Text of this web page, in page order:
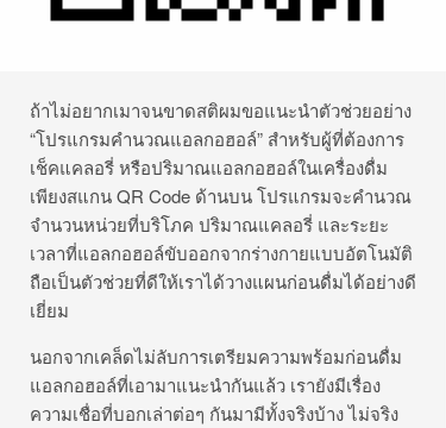
ถ้าไม่อยากเมาจนขาดสติผมขอแนะนำตัวช่วยอย่าง
“โปรแกรมคำนวณแอลกอฮอล์” สำหรับผู้ที่ต้องการ
เช็คแคลอรี่ หรือปริมาณแอลกอฮอล์ในเครื่องดื่ม
เพียงสแกน QR Code ด้านบน โปรแกรมจะคำนวณ
จำนวนหน่วยที่บริโภค ปริมาณแคลอรี่ และระยะ
เวลาที่แอลกอฮอล์ขับออกจากร่างกายแบบอัตโนมัติ
ถือเป็นตัวช่วยที่ดีให้เราได้วางแผนก่อนดื่มได้อย่างดี
เยี่ยม
นอกจากเคล็ดไม่ลับการเตรียมความพร้อมก่อนดื่ม
แอลกอฮอล์ที่เอามาแนะนำกันแล้ว เรายังมีเรื่อง
ความเชื่อที่บอกเล่าต่อๆ กันมามีทั้งจริงบ้าง ไม่จริง